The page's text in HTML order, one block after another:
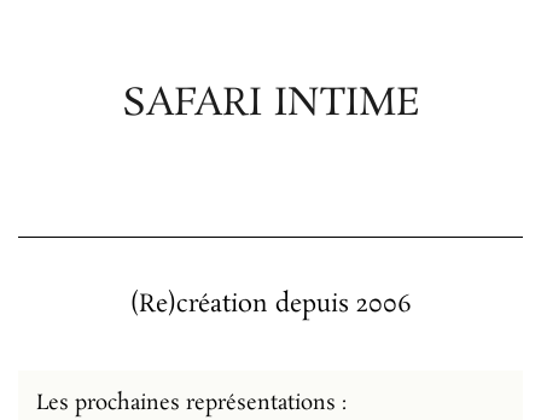
SAFARI INTIME
(Re)création depuis 2006
Les prochaines représentations :